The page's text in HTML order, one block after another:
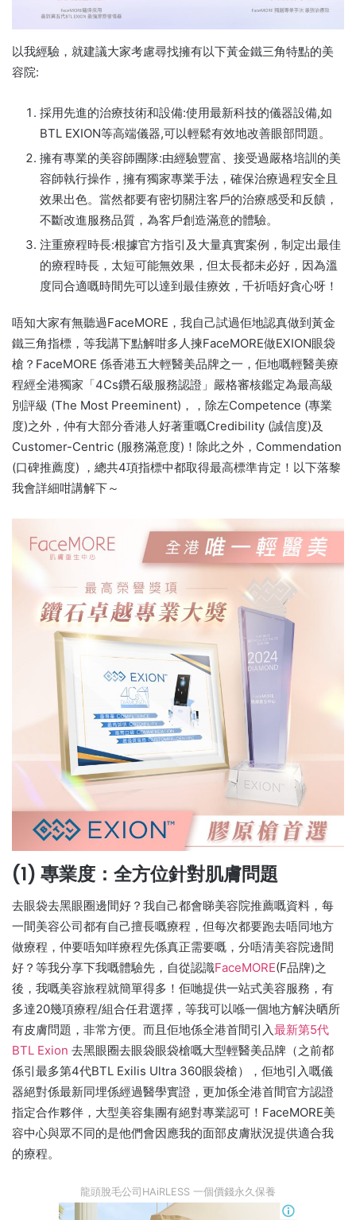
以我經驗，就建議大家考慮尋找擁有以下黃金鐵三角特點的美
容院:
採用先進的治療技術和設備:使用最新科技的儀器設備,如
BTL EXION等高端儀器,可以輕鬆有效地改善眼部問題。
擁有專業的美容師團隊:由經驗豐富、接受過嚴格培訓的美
容師執行操作，擁有獨家專業手法，確保治療過程安全且
效果出色。當然都要有密切關注客戶的治療感受和反饋，
不斷改進服務品質，為客戶創造滿意的體驗。
注重療程時長:根據官方指引及大量真實案例，制定出最佳
的療程時長，太短可能無效果，但太長都未必好，因為溫
度同合適嘅時間先可以達到最佳療效，千祈唔好貪心呀！
唔知大家有無聽過FaceMORE，我自己試過佢地認真做到黃金
鐵三角指標，等我講下點解咁多人揀FaceMORE做EXION眼袋
槍？FaceMORE 係香港五大輕醫美品牌之一，佢地嘅輕醫美療
程經全港獨家「4Cs鑽石級服務認證」嚴格審核鑑定為最高級
別評級 (The Most Preeminent)，，除左Competence (專業
度)之外，仲有大部分香港人好著重嘅Credibility (誠信度)及
Customer-Centric (服務滿意度)！除此之外，Commendation
(口碑推薦度) ，總共4項指標中都取得最高標準肯定！以下落黎
我會詳細咁講解下～
(1) 專業度：全方位針對肌膚問題
去眼袋去黑眼圈邊間好？我自己都會睇美容院推薦嘅資料，每
一間美容公司都有自己擅長嘅療程，但每次都要跑去唔同地方
做療程，仲要唔知咩療程先係真正需要嘅，分唔清美容院邊間
好？等我分享下我嘅體驗先，自從認識FaceMORE(F品牌)之
後，我嘅美容旅程就簡單得多！佢哋提供一站式美容服務，有
多達20幾項療程/組合任君選擇，等我可以喺一個地方解決晒所
有皮膚問題，非常方便。而且佢地係全港首間引入最新第5代
BTL Exion 去黑眼圈去眼袋眼袋槍嘅大型輕醫美品牌（之前都
係引最多第4代BTL Exilis Ultra 360眼袋槍），佢地引入嘅儀
器絕對係最新同埋係經過醫學實證，更加係全港首間官方認證
指定合作夥伴，大型美容集團有絕對專業認可！FaceMORE美
容中心與眾不同的是他們會因應我的面部皮膚狀況提供適合我
的療程。
龍頭脫毛公司HAiRLESS 一個價錢永久保養